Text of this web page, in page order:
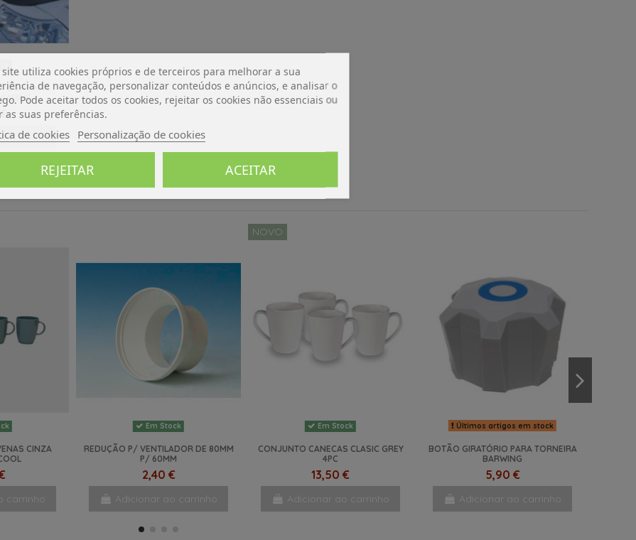
CORTINAS
carrinho
CINZA
carrinho
Em Stock
REDUÇÃO P/ VENTILADOR DE 80MM
P/ 60MM
2,40 €
Adicionar ao carrinho
NOVO
Em Stock
CONJUNTO CANECAS CLASIC GREY
4PC
13,50 €
Adicionar ao carrinho
Últimos artigos em stock
BOTÃO GIRATÓRIO PARA TORNEIRA
BARWING
5,90 €
Adicionar ao carrinho
site utiliza cookies próprios e de terceiros para melhorar a sua
de navegação, personalizar conteúdos e anúncios, e analisar o
Pode aceitar todos os cookies, rejeitar os cookies não essenciais ou
as suas preferências.
de cookies Personalização de cookies
REJEITAR ACEITAR